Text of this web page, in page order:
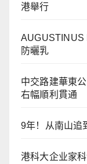
港舉行
AUGUSTINUS
防曬乳
中交路建華東
右幅順利貫通
9年！从南山追
港科大企业家